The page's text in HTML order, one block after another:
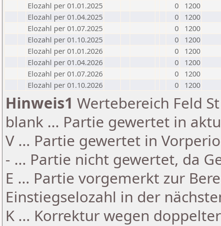
Elozahl per 01.01.2025
0
1200
Elozahl per 01.04.2025
0
1200
Elozahl per 01.07.2025
0
1200
Elozahl per 01.10.2025
0
1200
Elozahl per 01.01.2026
0
1200
Elozahl per 01.04.2026
0
1200
Elozahl per 01.07.2026
0
1200
Elozahl per 01.10.2026
0 1200
Hinweis1 Wertebereich Feld
blank ... Partie gewertet in
V ... Partie gewertet in
- ... Partie nicht gewertet, da
E ... Partie vorgemerkt zur
Einstiegselozahl in der
K ... Korrektur wegen